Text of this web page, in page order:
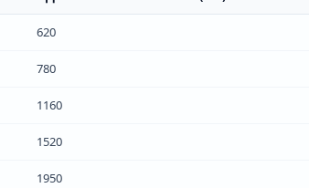
620
780
1160
1520
1950